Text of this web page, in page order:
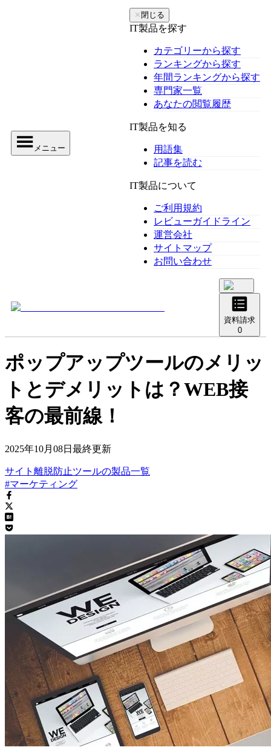
メニュー
✕ 閉じる
IT製品を探す
カテゴリーから探す
ランキングから探す
年間ランキングから探す
専門家一覧
あなたの閲覧履歴
IT製品を知る
用語集
記事を読む
IT製品について
ご利用規約
レビューガイドライン
運営会社
サイトマップ
お問い合わせ
資料請求
0
ポップアップツールのメリッ
トとデメリットは？WEB接
客の最前線！
2025年10月08日 最終更新
サイト離脱防止ツールの製品一覧
#マーケティング